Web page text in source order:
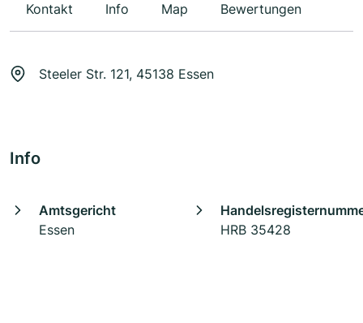
Kontakt Info Map Bewertungen
Steeler Str. 121, 45138 Essen
Info
Amtsgericht
Essen
HRB 35428